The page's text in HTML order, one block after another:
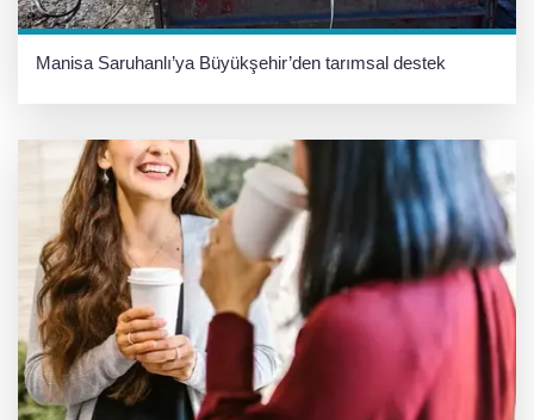
Manisa Saruhanlı’ya Büyükşehir’den tarımsal destek